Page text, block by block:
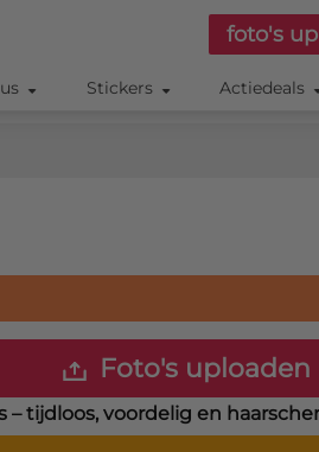
foto's
Stickers Actiedeals
Foto's uploaden
– tijdloos, voordelig en